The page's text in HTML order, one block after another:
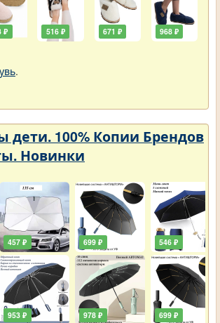
₽ 516 ₽ 671 ₽ 968 ₽
.
дети. 100% Копии Брендов
Новинки
457 ₽
953 ₽
699 ₽
978 ₽
546 ₽
699 ₽